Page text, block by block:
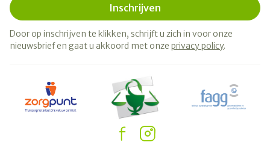
Inschrijven
Door op inschrijven te klikken, schrijft u zich in voor onze
nieuwsbrief en gaat u akkoord met onze privacy policy.